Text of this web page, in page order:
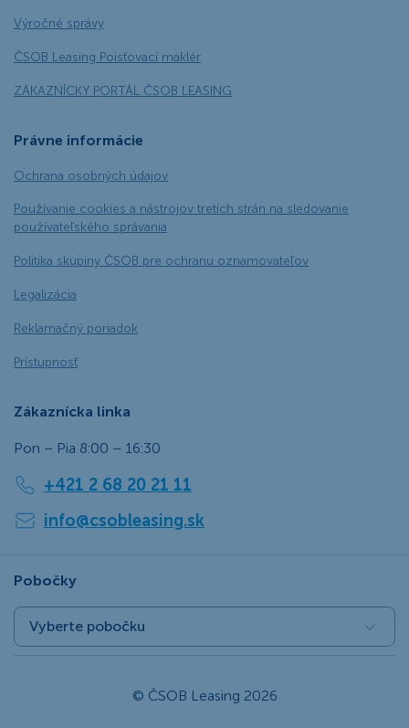
Výročné správy
ČSOB Leasing Poisťovací maklér
ZÁKAZNÍCKY PORTÁL ČSOB LEASING
Právne informácie
Ochrana osobných údajov
Používanie cookies a nástrojov tretích strán na sledovanie
používateľského správania
Politika skupiny ČSOB pre ochranu oznamovateľov
Legalizácia
Reklamačný poriadok
Prístupnosť
Zákaznícka linka
Pon – Pia 8:00 – 16:30
+421 2 68 20 21 11
info@csobleasing.sk
Pobočky
Vyberte pobočku
© ČSOB Leasing 2026